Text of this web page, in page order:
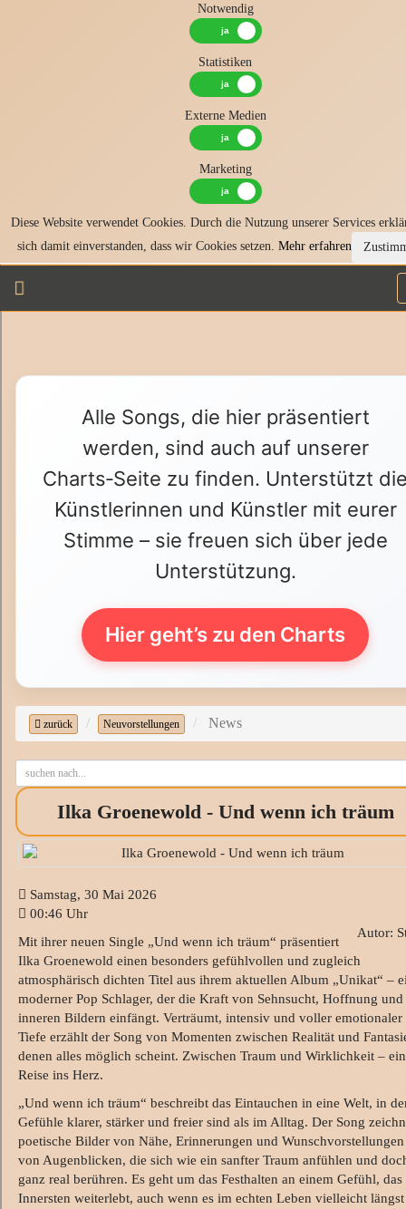
Notwendig
Statistiken
Externe Medien
Marketing
Diese Website verwendet Cookies. Durch die Nutzung unserer Services
sich damit einverstanden, dass wir Cookies setzen. Mehr erfahren
Alle Songs, die hier präsentiert
werden, sind auch auf unserer
Charts‑Seite zu finden. Unterstützt
Künstlerinnen und Künstler mit eurer
Stimme – sie freuen sich über jede
Unterstützung.
Hier geht’s zu den Charts
zurück Neuvorstellungen News
Ilka Groenewold - Und wenn ich träum
Samstag, 30 Mai 2026
00:46 Uhr
Autor:
Mit ihrer neuen Single „Und wenn ich träum“ präsentiert
Ilka Groenewold einen besonders gefühlvollen und zugleich
atmosphärisch dichten Titel aus ihrem aktuellen Album „Unikat“ –
moderner Pop Schlager, der die Kraft von Sehnsucht, Hoffnung und
inneren Bildern einfängt. Verträumt, intensiv und voller emotionaler
Tiefe erzählt der Song von Momenten zwischen Realität und
denen alles möglich scheint. Zwischen Traum und Wirklichkeit –
Reise ins Herz.
„Und wenn ich träum“ beschreibt das Eintauchen in eine Welt, in
Gefühle klarer, stärker und freier sind als im Alltag. Der Song
poetische Bilder von Nähe, Erinnerungen und
von Augenblicken, die sich wie ein sanfter Traum anfühlen und
ganz real berühren. Es geht um das Festhalten an einem Gefühl,
Innersten weiterlebt, auch wenn es im echten Leben vielleicht längst